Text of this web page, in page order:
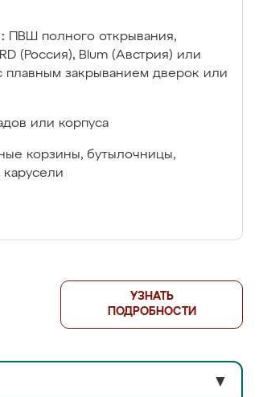
ПВШ полного открывания,
(Россия), Blum (Австрия) или
плавным закрыванием дверок или
или корпуса
корзины, бутылочницы,
УЗНАТЬ
ПОДРОБНОСТИ
▼